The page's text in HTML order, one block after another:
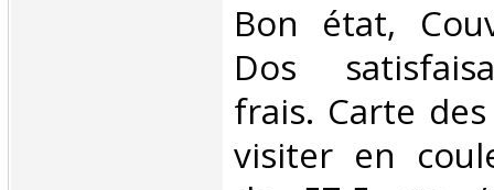
Bon état,
Dos
frais. Carte
visiter en